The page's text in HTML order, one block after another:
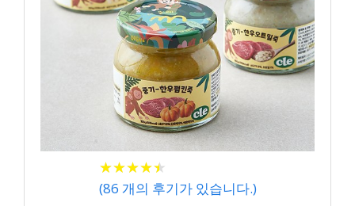
★★★★★
★★★★★
(86 개의 후기가 있습니다.)